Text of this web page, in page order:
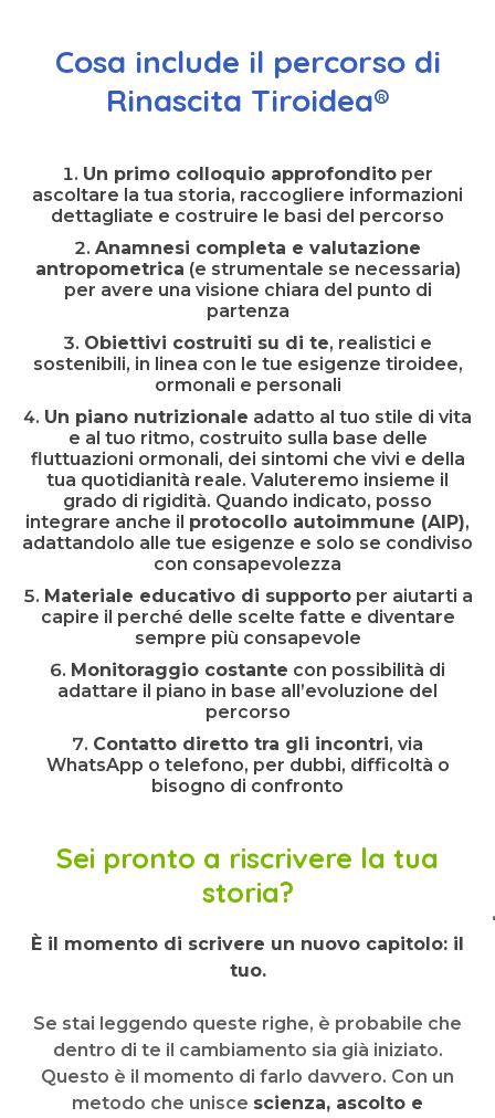
Cosa include il percorso di
Rinascita Tiroidea®
Un primo colloquio approfondito per
ascoltare la tua storia, raccogliere informazioni
dettagliate e costruire le basi del percorso
Anamnesi completa e valutazione
antropometrica (e strumentale se necessaria)
per avere una visione chiara del punto di
partenza
Obiettivi costruiti su di te, realistici e
sostenibili, in linea con le tue esigenze tiroidee,
ormonali e personali
Un piano nutrizionale adatto al tuo stile di vita
e al tuo ritmo, costruito sulla base delle
fluttuazioni ormonali, dei sintomi che vivi e della
tua quotidianità reale. Valuteremo insieme il
grado di rigidità. Quando indicato, posso
integrare anche il protocollo autoimmune (AIP),
adattandolo alle tue esigenze e solo se condiviso
con consapevolezza
Materiale educativo di supportoper aiutarti a
capire il perché delle scelte fatte e diventare
sempre più consapevole
Monitoraggio costante con possibilità di
adattare il piano in base all’evoluzione del
percorso
Contatto diretto tra gli incontri, via
WhatsApp o telefono, per dubbi, difficoltà o
bisogno di confronto
Sei pronto a riscrivere la tua
storia?
È il momento di scrivere un nuovo capitolo: il
tuo.
Se stai leggendo queste righe, è probabile che
dentro di te il cambiamento sia già iniziato.
Questo è il momento di farlo davvero. Con un
metodo che unisce scienza, ascolto e